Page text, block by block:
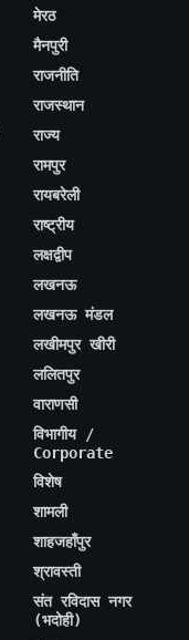
मेरठ
मैनपुरी
राजनीति
राजस्थान
राज्य
रामपुर
रायबरेली
राष्ट्रीय
लक्षद्वीप
लखनऊ
लखनऊ मंडल
लखीमपुर खीरी
ललितपुर
वाराणसी
विभागीय /
Corporate
विशेष
शामली
शाहजहाँपुर
श्रावस्ती
संत रविदास नगर
(भदोही)